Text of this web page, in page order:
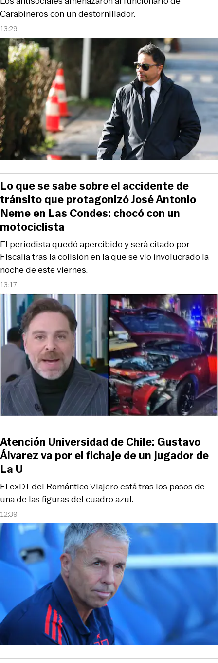
13:29
Carabineros con un destornillador.
13:17
El periodista quedó apercibido y será citado por
Fiscalía tras la colisión en la que se vio involucrado la
noche de este viernes.
Lo que se sabe sobre el accidente de
tránsito que protagonizó José Antonio
Neme en Las Condes: chocó con un
motociclista
12:39
El exDT del Romántico Viajero está tras los pasos de
una de las figuras del cuadro azul.
Atención Universidad de Chile: Gustavo
Álvarez va por el fichaje de un jugador de
La U